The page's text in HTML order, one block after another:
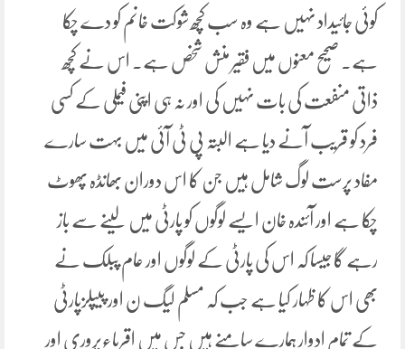
کوئی جائیداد نہیں ہے وہ سب کچھ شوکت خانم کو دے چکا
ہے۔ صحیح معنوں میں فقیر منش شخص ہے۔ اس نے کچھ
ذاتی منفعت کی بات نہیں کی اور نہ ہی اپنی فیملی کے کسی
فرد کو قریب آنے دیا ہے البتہ پی ٹی آئی میں بہت سارے
مفاد پرست لوگ شامل ہیں جن کا اس دوران بھانڈہ پھوٹ
چکا ہے اور آئندہ خان ایسے لوگوں کو پارٹی میں لینے سے باز
رہے گا جیسا کہ اس کی پارٹی کے لوگوں اور عام پبلک نے
بھی اس کا ظہار کیا ہے جب کہ مسلم لیگ ن اور پیپلزپارٹی
کے تمام ادوار ہمارے سامنے ہیں جس میں اقرباءپروری اور